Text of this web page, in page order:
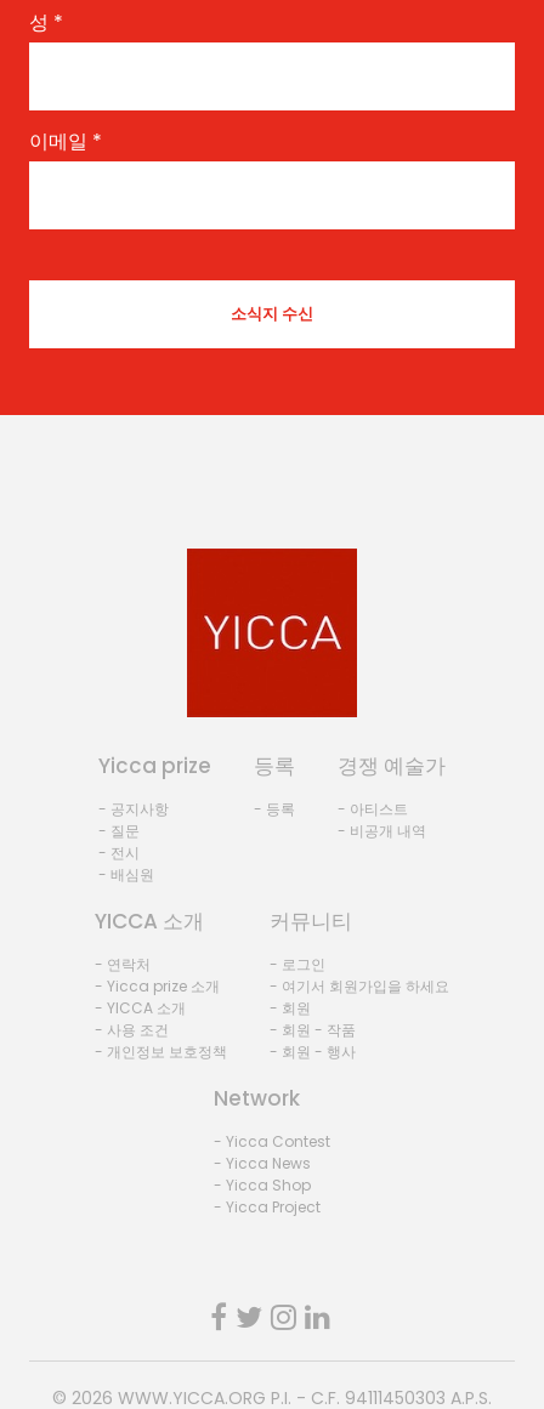
성 *
이메일 *
Yicca prize
- 공지사항
- 질문
- 전시
- 배심원
등록
- 등록
경쟁 예술가
- 아티스트
- 비공개 내역
YICCA 소개
- 연락처
- Yicca prize 소개
- YICCA 소개
- 사용 조건
- 개인정보 보호정책
커뮤니티
- 로그인
- 여기서 회원가입을 하세요
- 회원
- 회원 - 작품
- 회원 - 행사
Network
- Yicca Contest
- Yicca News
- Yicca Shop
- Yicca Project
© 2026 WWW.YICCA.ORG P.I. - C.F. 94111450303 A.P.S.